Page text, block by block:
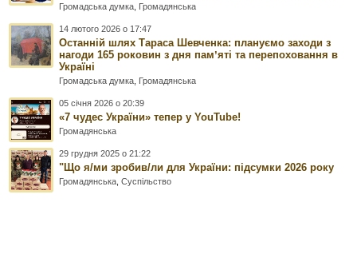
Громадська думка Громадянська
14 лютого 2026 о 17:47
Останній шлях Тараса Шевченка: плануємо заходи з
нагоди 165 роковин з дня памʼяті та перепоховання в
Україні
Громадська думка Громадянська
05 січня 2026 о 20:39
«7 чудес України» тепер у YouTube!
Громадянська
29 грудня 2025 о 21:22
"Що я/ми зробив/ли для України: підсумки 2026 року
Громадянська ,Суспільство